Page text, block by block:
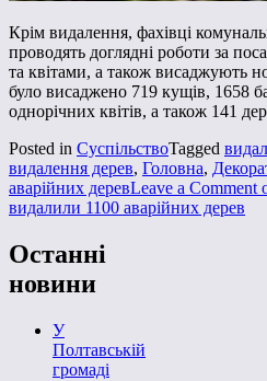
Крім видалення, фахівці
проводять доглядні роботи за
та квітами, а також висаджують
було висаджено 719 кущів, 1658
однорічних квітів, а також 141
Posted in СуспільствоTagged
видалення дерев, Головна,
аварійних деревLeave a Comment
видалили 1100 аварійних дерев
Останні
новини
У
Полтавській
громаді